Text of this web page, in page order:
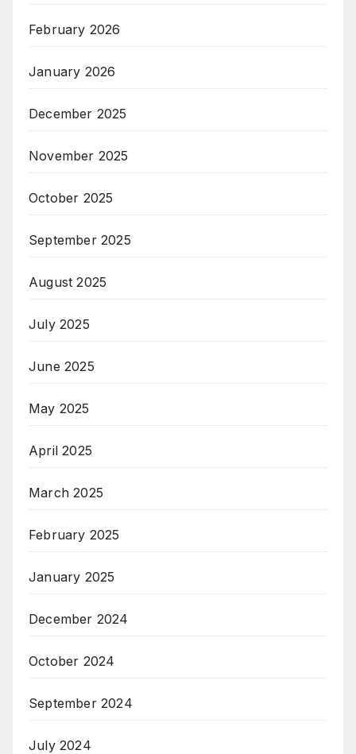
February 2026
January 2026
December 2025
November 2025
October 2025
September 2025
August 2025
July 2025
June 2025
May 2025
April 2025
March 2025
February 2025
January 2025
December 2024
October 2024
September 2024
July 2024